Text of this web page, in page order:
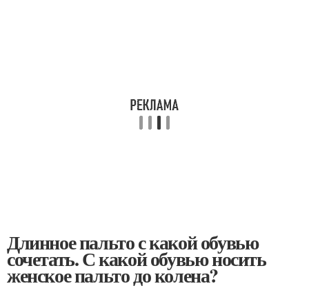
Длинное пальто с какой обувью
сочетать. С какой обувью носить
женское пальто до колена?